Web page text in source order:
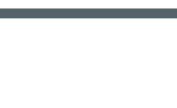
TRAIL II wysyła potężny strumień
doskonale sprawdzi się
przydatną funkcją jest
kontrolując stopień naładowania